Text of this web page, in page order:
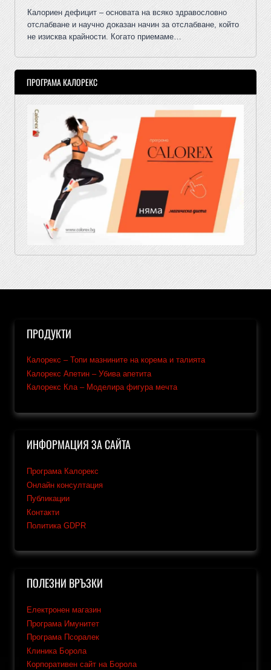
Калориен дефицит – основата на всяко здравословно
отслабване и научно доказан начин за отслабване, който
не изисква крайности. Когато приемаме…
ПРОГРАМА КАЛОРЕКС
ПРОДУКТИ
Калорекс – Топи мазнините на корема и талията
Калорекс Апетин – Убива апетита
Калорекс Кла – Моделира фигура мечта
ИНФОРМАЦИЯ ЗА САЙТА
Програма Калорекс
Онлайн консултация
Публикации
Контакти
Политика GDPR
ПОЛЕЗНИ ВРЪЗКИ
Електронен магазин
Програма Имунитет
Програма Псоралек
Клиника Борола
Корпоративен сайт на Борола